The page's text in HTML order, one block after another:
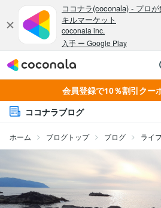
会員登録で10％割引クー
ココナラブログ
ホーム ブログトップ ブログ ライ